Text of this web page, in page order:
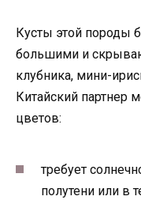
Кусты этой породы
большими и
клубника, мини-
Китайский партнер
цветов:
требует
полутени или в